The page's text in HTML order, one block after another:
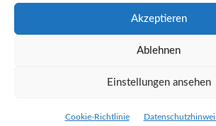
Akzeptieren
Ablehnen
Einstellungen ansehen
Cookie-Richtlinie